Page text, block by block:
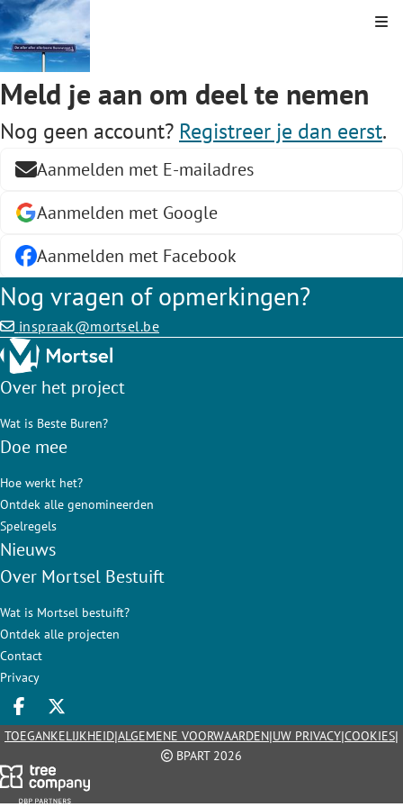
Meld je aan om deel te nemen
Nog geen account? Registreer je dan eerst.
Aanmelden met E-mailadres
Aanmelden met Google
Aanmelden met Facebook
Nog vragen of opmerkingen?
inspraak@mortsel.be
Over het project
Wat is Beste Buren?
Doe mee
Hoe werkt het?
Ontdek alle genomineerden
Spelregels
Nieuws
Over Mortsel Bestuift
Wat is Mortsel bestuift?
Ontdek alle projecten
Contact
Privacy
Deel op facebook
Deel op X
TOEGANKELIJKHEID|ALGEMENE VOORWAARDEN|UW PRIVACY|COOKIES|
BPART 2026